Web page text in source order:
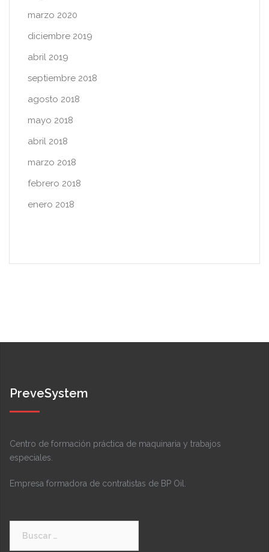
marzo 2020
diciembre 2019
abril 2019
septiembre 2018
agosto 2018
mayo 2018
abril 2018
marzo 2018
febrero 2018
enero 2018
PreveSystem
Centro de formación práctica de maquinaria y trabajos
especiales.
Empresa formadora de contratistas de BP Oil.